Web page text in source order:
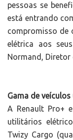
pessoas se
está entrando
compromisso de
elétrica aos
Normand, Diretor
Gama de
A Renault Pro+
utilitários
Twizy Cargo